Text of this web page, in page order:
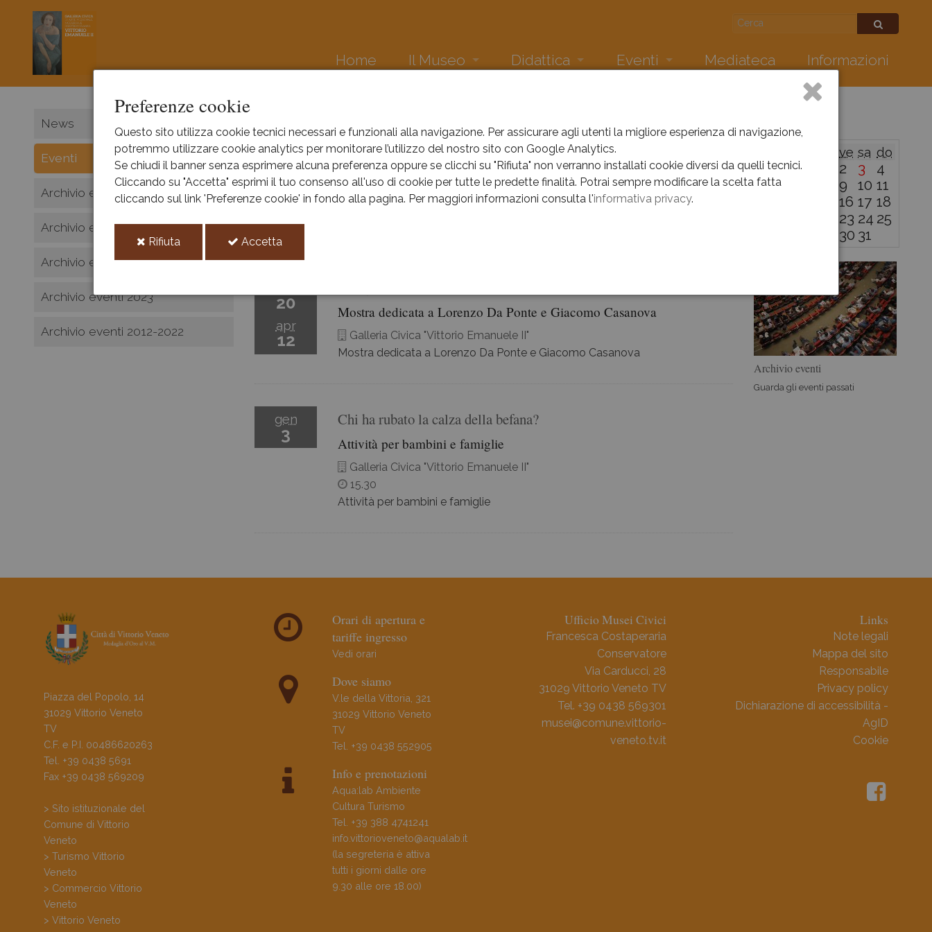
Preferenze cookie
Questo sito utilizza cookie tecnici necessari e funzionali alla navigazione. Per assicurare agli utenti la migliore esperienza di navigazione,
potremmo utilizzare cookie analytics per monitorare l’utilizzo del nostro sito con Google Analytics.
Se chiudi il banner senza esprimere alcuna preferenza oppure se clicchi su "Rifiuta" non verranno installati cookie diversi da quelli tecnici.
Cliccando su "Accetta" esprimi il tuo consenso all'uso di cookie per tutte le predette finalità. Potrai sempre modificare la scelta fatta
cliccando sul link 'Preferenze cookie' in fondo alla pagina. Per maggiori informazioni consulta l'informativa privacy.
Rifiuta Accetta
Home Il Museo
Sala di Cecilia
Sala Risorgimento
Didattica
Comics. Quando i fumetti conquistarono il mondo. Sunday pages 1897-1950
Due geni veneti tra storia e mito
Musivamente
Oltre lo specchio
Murer per Vittorio Veneto
Eventi
Archivio eventi 2026
Archivio eventi 2025
Mediateca Informazioni
News
Eventi
Archivio eventi 2026
Archivio eventi 2025
Archivio eventi 2024
Archivio eventi 2023
Archivio eventi 2012-2022
Eventi
All events of: Gennaio
dicembre
20
apr
12
Mostra dedicata a Lorenzo Da Ponte e Giacomo Casanova
Galleria Civica "Vittorio Emanuele II"
Mostra dedicata a Lorenzo Da Ponte e Giacomo Casanova
gen
3
Chi ha rubato la calza della befana?
Attività per bambini e famiglie
Galleria Civica "Vittorio Emanuele II"
15.30
Attività per bambini e famiglie
Gennaio
ve sa do
2 3
4
5 6 9 10 11
16 17 18
23 24 25
30 31
Archivio eventi
Guarda gli eventi passati
Piazza del Popolo, 14
31029 Vittorio Veneto
TV
C.F. e P.I. 00486620263
Tel. +39 0438 5691
Fax +39 0438 569209
> Sito istituzionale del
Comune di Vittorio
Veneto
> Turismo Vittorio
Veneto
> Commercio Vittorio
Veneto
> Vittorio Veneto
Orari di apertura e
tariffe ingresso
Vedi orari
Dove siamo
V.le della Vittoria, 321
31029 Vittorio Veneto
TV
Tel. +39 0438 552905
Info e prenotazioni
Aqua:lab Ambiente
Cultura Turismo
Tel. +39 388 4741241
info.vittorioveneto@aqualab.it
(la segreteria è attiva
tutti i giorni dalle ore
9.30 alle ore 18.00)
Ufficio Musei Civici
Francesca Costaperaria
Conservatore
Via Carducci, 28
31029 Vittorio Veneto TV
Tel. +39 0438 569301
musei@comune.vittorio-
veneto.tv.it
Links
Note legali
Mappa del sito
Responsabile
Privacy policy
Dichiarazione di accessibilità -
AgID
Cookie